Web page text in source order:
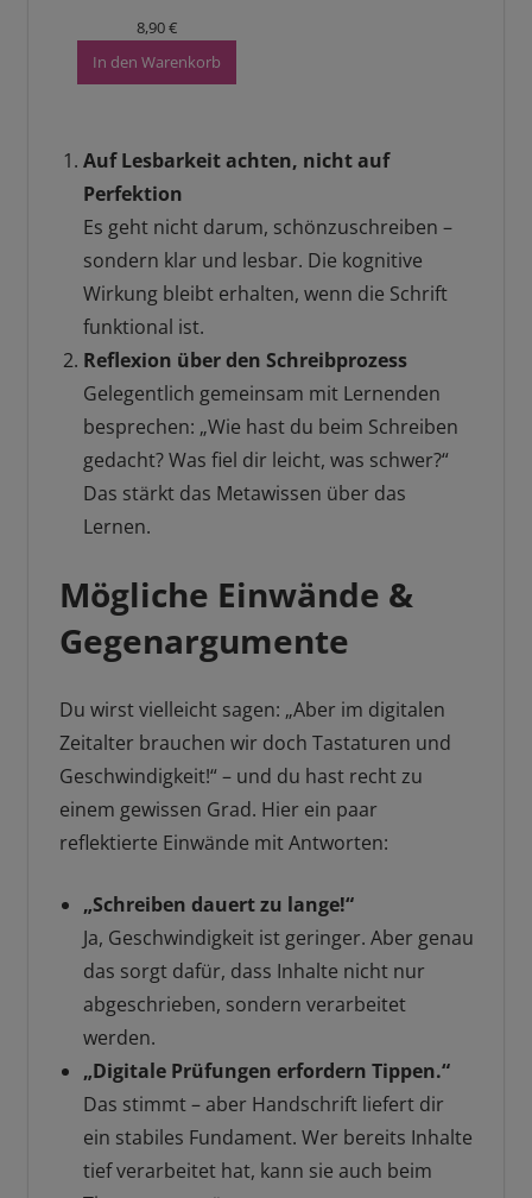
8,90€
In den Warenkorb
Auf Lesbarkeit achten, nicht auf
Perfektion
Es geht nicht darum, schönzuschreiben –
sondern klar und lesbar. Die kognitive
Wirkung bleibt erhalten, wenn die Schrift
funktional ist.
Reflexion über den Schreibprozess
Gelegentlich gemeinsam mit Lernenden
besprechen: „Wie hast du beim Schreiben
gedacht? Was fiel dir leicht, was schwer?“
Das stärkt das Metawissen über das
Lernen.
Mögliche Einwände &
Gegenargumente
Du wirst vielleicht sagen: „Aber im digitalen
Zeitalter brauchen wir doch Tastaturen und
Geschwindigkeit!“ – und du hast recht zu
einem gewissen Grad. Hier ein paar
reflektierte Einwände mit Antworten:
„Schreiben dauert zu lange!“
Ja, Geschwindigkeit ist geringer. Aber genau
das sorgt dafür, dass Inhalte nicht nur
abgeschrieben, sondern verarbeitet
werden.
„Digitale Prüfungen erfordern Tippen.“
Das stimmt – aber Handschrift liefert dir
ein stabiles Fundament. Wer bereits Inhalte
tief verarbeitet hat, kann sie auch beim